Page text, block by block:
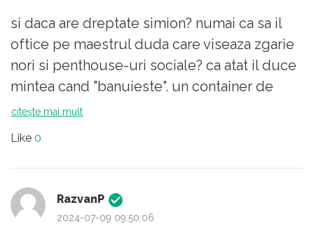
si daca are dreptate simion? numai ca sa il
oftice pe maestrul duda care viseaza zgarie
nori si penthouse-uri sociale? ca atat il duce
mintea cand "banuieste". un container de
6x9.6m e pe la 11-12000 euro. cu tot cu
citește mai mult
Like 0
RazvanP
2024-07-09 09:50:06